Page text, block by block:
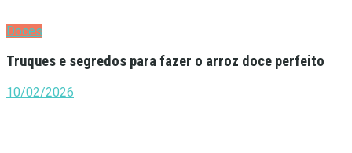
Doces
Truques e segredos para fazer o arroz doce perfeito
10/02/2026